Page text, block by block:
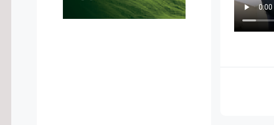
Водитель кроссовера сбил 7-
летнюю девочку во дворе дома в